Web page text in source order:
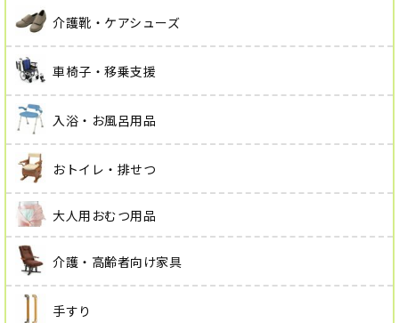
介護靴・ケアシューズ
車椅子・移乗支援
入浴・お風呂用品
おトイレ・排せつ
大人用おむつ用品
介護・高齢者向け家具
手すり